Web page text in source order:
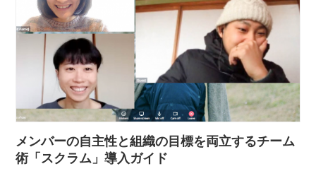
recruit
atelier
contact
メンバーの自主性と組織の目標を両立するチーム
術「スクラム」導入ガイド